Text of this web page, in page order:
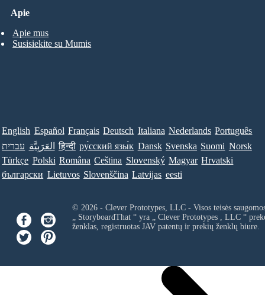
Apie
Apie mus
Susisiekite su Mumis
English Español Français Deutsch Italiana Nederlands Português
עברית العَرَبِيَّة हिन्दी ру́сский язы́к Dansk Svenska Suomi Norsk
Türkçe Polski Româna Ceština Slovenský Magyar Hrvatski
български Lietuvos Slovenščina Latvijas eesti
© 2026 - Clever Prototypes, LLC - Visos teisės
„ StoryboardThat “ yra „ Clever Prototypes , LLC“
ženklas, registruotas JAV patentų ir prekių ženklų biure.